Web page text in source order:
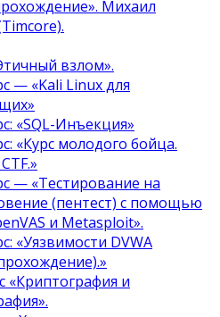
Михаил
взлом».
— «Kali Linux для
«SQL-Инъекция»
«Курс молодого бойца.
— «Тестирование на
(пентест) с помощью
и Metasploit».
«Уязвимости DVWA
«Криптография и